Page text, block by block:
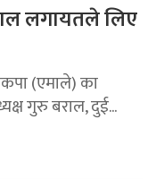
लगायतले लिए
(एमाले) का
गुरु बराल, दुई...